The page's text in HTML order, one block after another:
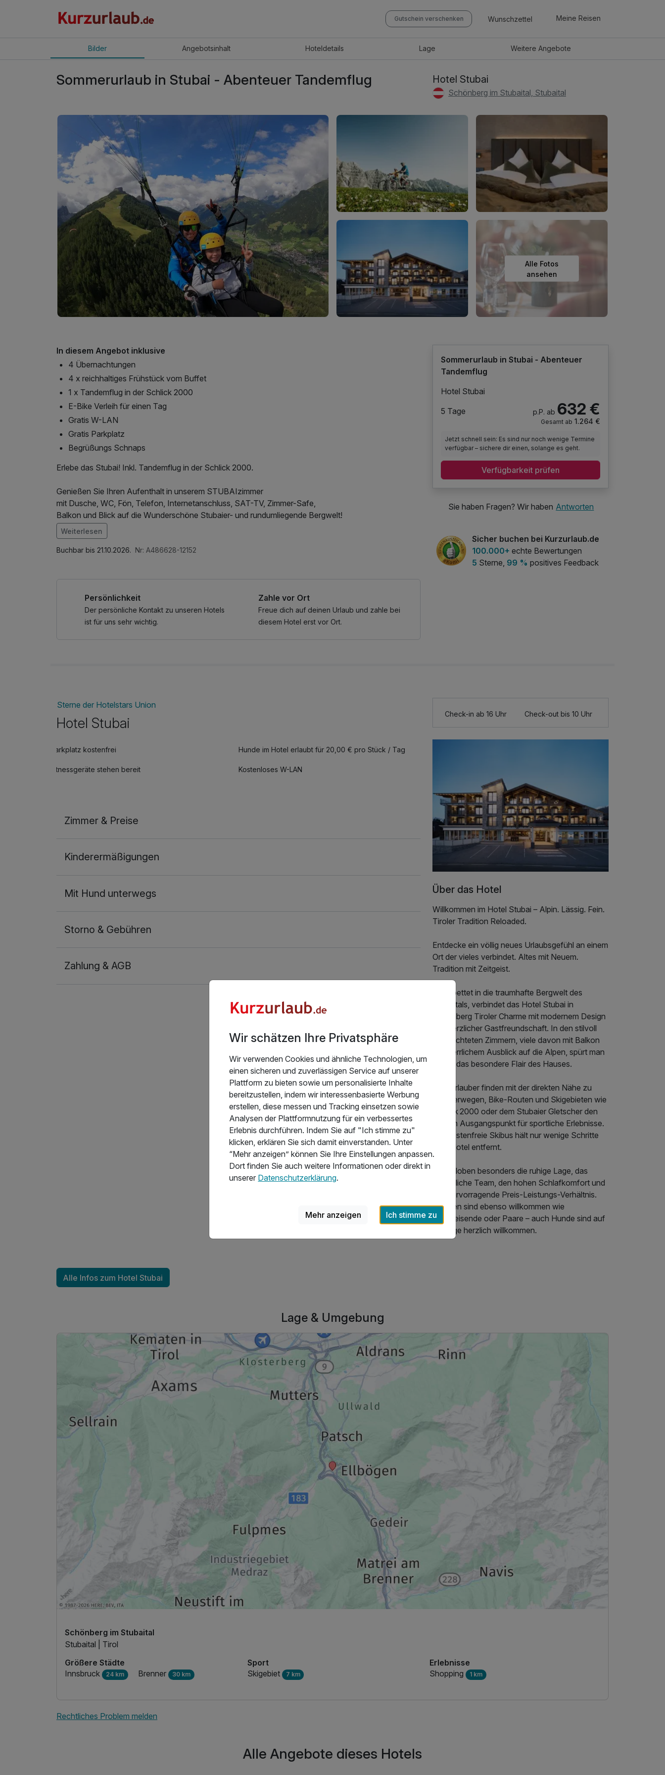
Gutschein verschenken Wunschzettel Meine Reisen
Bilder Angebotsinhalt Hoteldetails Lage WeitereAngebote
Sommerurlaub in Stubai - Abenteuer Tandemflug Hotel Stubai
Schönberg im Stubaital, Stubaital
Alle Fotos
ansehen
In diesem Angebot inklusive
4 Übernachtungen
4 x reichhaltiges Frühstück vom Buffet
1 x Tandemflug in der Schlick 2000
E-Bike Verleih für einen Tag
Gratis W-LAN
Gratis Parkplatz
Begrüßungs Schnaps
Erlebe das Stubai! Inkl. Tandemflug in der Schlick 2000.
Genießen Sie Ihren Aufenthalt in unserem STUBAIzimmer
mit Dusche, WC, Fön, Telefon, Internetanschluss, SAT-TV, Zimmer-Safe,
Balkon und Blick auf die Wunderschöne Stubaier- und rundumliegende Bergwelt!
Im Angebot enthalten
Parkplatz, W-LAN Nutzung / Internetnutzung
Weiterlesen
Buchbar bis 21.10.2026. Nr: A486628-12152
Persönlichkeit
Der persönliche Kontakt zu unseren Hotels
ist für uns sehr wichtig.
Zahle vor Ort
Freue dich auf deinen Urlaub und zahle bei
diesem Hotel erst vor Ort.
Sommerurlaub in Stubai - Abenteuer
Tandemflug
Hotel Stubai
5 Tage
p.P. ab 632 €
Gesamt ab 1.264 €
Jetzt schnell sein: Es sind nur noch wenige Termine
verfügbar – sichere dir einen, solange es geht.
Verfügbarkeit prüfen
Sie haben Fragen? Wir haben Antworten
Sicher buchen bei Kurzurlaub.de
100.000+ echte Bewertungen
5 Sterne, 99 % positives Feedback
Sterne der Hotelstars Union
Hotel Stubai
Parkplatz kostenfrei Hunde im Hotel erlaubt für 20,00 € pro Stück / Tag
Fitnessgeräte stehen bereit Kostenloses W-LAN
Zimmer & Preise
2 Erwachsene und 1 Kind
p.P. ab632,00 €
Kinderermäßigungen
Mit Hund unterwegs
Storno & Gebühren
Zahlung & AGB
Check-in ab 16 Uhr Check-out bis 10 Uhr
Über das Hotel
Willkommen im Hotel Stubai – Alpin. Lässig. Fein.
Tiroler Tradition Reloaded.
Entdecke ein völlig neues Urlaubsgefühl an einem
Ort der vieles verbindet. Altes mit Neuem.
Tradition mit Zeitgeist.
Eingebettet in die traumhafte Bergwelt des
Stubaitals, verbindet das Hotel Stubai in
Schönberg Tiroler Charme mit modernem Design
und herzlicher Gastfreundschaft. In den stilvoll
eingerichteten Zimmern, viele davon mit Balkon
und herrlichem Ausblick auf die Alpen, spürt man
sofort das besondere Flair des Hauses.
Aktivurlauber finden mit der direkten Nähe zu
Wanderwegen, Bike-Routen und Skigebieten wie
Schlick 2000 oder dem Stubaier Gletscher den
idealen Ausgangspunkt für sportliche Erlebnisse.
Der kostenfreie Skibus hält nur wenige Schritte
vom Hotel entfernt.
Gäste loben besonders die ruhige Lage, das
freundliche Team, den hohen Schlafkomfort und
das hervorragende Preis-Leistungs-Verhältnis.
Familien sind ebenso willkommen wie
Alleinreisende oder Paare – auch Hunde sind auf
Anfrage herzlich willkommen.
Alle Infos zum Hotel Stubai
Lage & Umgebung
Schönberg im Stubaital
Stubaital | Tirol
Größere Städte
Innsbruck 24 km Brenner 30 km
Sport
Skigebiet
7 km
Erlebnisse
Shopping 1 km
Rechtliches Problem melden
Alle Angebote dieses Hotels
Wir schätzen Ihre Privatsphäre
Wir verwenden Cookies und ähnliche Technologien, um
einen sicheren und zuverlässigen Service auf unserer
Plattform zu bieten sowie um personalisierte Inhalte
bereitzustellen, indem wir interessenbasierte Werbung
erstellen, diese messen und Tracking einsetzen sowie
Analysen der Plattformnutzung für ein verbessertes
Erlebnis durchführen. Indem Sie auf "Ich stimme zu"
klicken, erklären Sie sich damit einverstanden. Unter
“Mehr anzeigen” können Sie Ihre Einstellungen anpassen.
Dort finden Sie auch weitere Informationen oder direkt in
unserer Datenschutzerklärung.
Mehr anzeigen Ich stimme zu